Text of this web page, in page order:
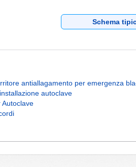
Schema
antiallagamento per emergenza
autoclave
Autoclave